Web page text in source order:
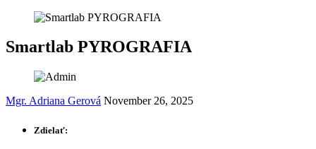
Smartlab PYROGRAFIA
Mgr. Adriana Gerová November 26, 2025
Zdielať: